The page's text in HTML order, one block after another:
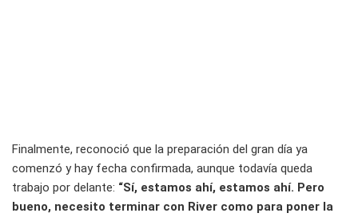
Finalmente, reconoció que la preparación del gran día ya
comenzó y hay fecha confirmada, aunque todavía queda
trabajo por delante: “Sí, estamos ahí, estamos ahí. Pero
bueno, necesito terminar con River como para poner la